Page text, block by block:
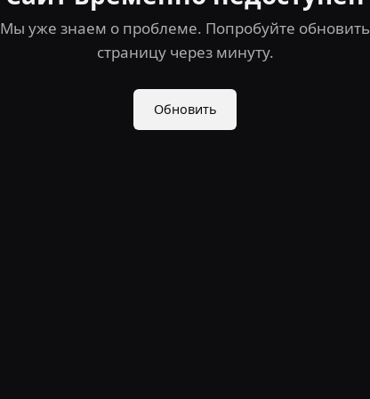
Мы уже знаем о проблеме. Попробуйте обновить
страницу через минуту.
Обновить